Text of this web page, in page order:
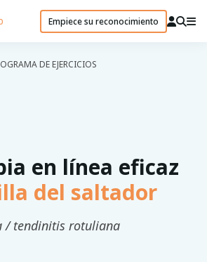
Empiece su reconocimiento
DE EJERCICIOS
en línea eficaz
del saltador
/ tendinitis rotuliana